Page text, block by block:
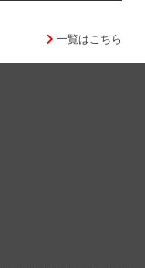
一覧はこちら